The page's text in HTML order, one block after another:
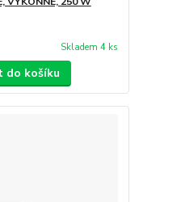
Skladem 4 ks
do košíku